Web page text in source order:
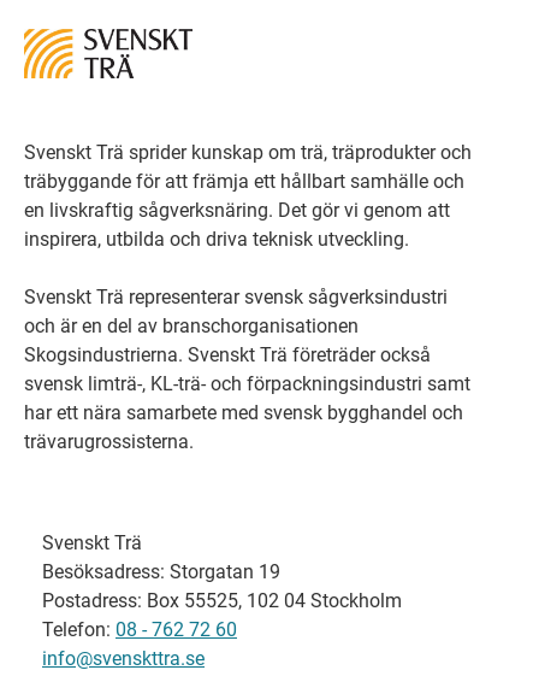
Svenskt Trä sprider kunskap om trä, träprodukter och
träbyggande för att främja ett hållbart samhälle och
en livskraftig sågverksnäring. Det gör vi genom att
inspirera, utbilda och driva teknisk utveckling.
Svenskt Trä representerar svensk sågverksindustri
och är en del av branschorganisationen
Skogsindustrierna. Svenskt Trä företräder också
svensk limträ-, KL-trä- och förpackningsindustri samt
har ett nära samarbete med svensk bygghandel och
trävarugrossisterna.
Svenskt Trä
Besöksadress: Storgatan 19
Postadress: Box 55525, 102 04 Stockholm
Telefon: 08 - 762 72 60
info@svenskttra.se